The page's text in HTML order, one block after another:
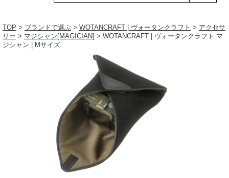
TOP > ブランドで選ぶ > WOTANCRAFT | ヴォータンクラフト > アクセサ
リー > マジシャン[MAGICIAN] > WOTANCRAFT | ヴォータンクラフト マ
ジシャン | Mサイズ